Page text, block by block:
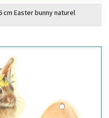
cm Easter bunny naturel